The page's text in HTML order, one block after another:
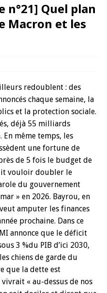
n°21] Quel plan
Macron et les
redoublent : des
chaque semaine, la
et la protection sociale.
déjà 55 milliards
En même temps, les
une fortune de
de 5 fois le budget de
vouloir doubler le
du gouvernement
» en 2026. Bayrou, en
amputer les finances
prochaine. Dans ce
annonce que le déficit
3 %du PIB d’ici 2030,
chiens de garde du
que la dette est
« au-dessus de nos